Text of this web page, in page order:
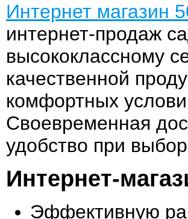
Интернет магазин
интернет-продаж
высококлассному
качественной
комфортных
Своевременная
удобство при
Интернет-
Эффективную